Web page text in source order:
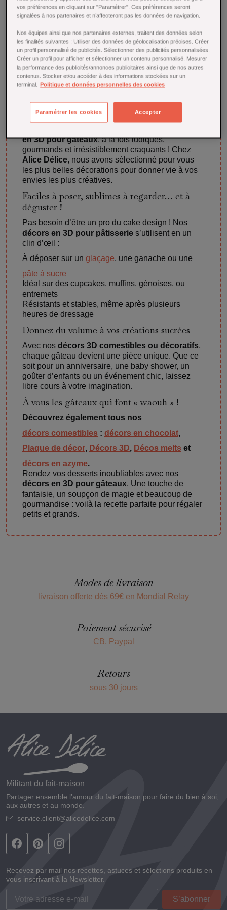
Aucun produit disponible pour le moment
fur et à mesure qu'ils seront ajoutés.
Back to Home page
Décors en 3D pour gâteaux : du relief pour
des desserts pleins de magie
en 3D pour gâteaux, à la fois ludiques,
gourmands et irrésistiblement craquants ! Chez
Alice Délice, nous avons sélectionné pour vous
les plus belles décorations pour donner vie à vos
envies les plus créatives.
Faciles à poser, sublimes à regarder… et à
déguster !
Pas besoin d’être un pro du cake design ! Nos
décors en 3D pour pâtisserie s’utilisent en un
clin d’œil :
À déposer sur un glaçage, une ganache ou une
pâte à sucre
Idéal sur des cupcakes, muffins, génoises, ou
entremets
Résistants et stables, même après plusieurs
heures de dressage
Donnez du volume à vos créations sucrées
Avec nos décors 3D comestibles ou décoratifs,
chaque gâteau devient une pièce unique. Que ce
soit pour un anniversaire, une baby shower, un
goûter d’enfants ou un événement chic, laissez
libre cours à votre imagination.
À vous les gâteaux qui font « waouh » !
Découvrez également tous nos
décors comestibles : décors en chocolat,
Plaque de décor, Décors 3D, Décos melts et
décors en azyme.
Rendez vos desserts inoubliables avec nos
décors en 3D pour gâteaux. Une touche de
fantaisie, un soupçon de magie et beaucoup de
gourmandise : voilà la recette parfaite pour régaler
petits et grands.
Modes de livraison
livraison offerte dès 69€ en Mondial Relay
Paiement sécurisé
CB, Paypal
Retours
sous 30 jours
Militant du fait-maison
Partager ensemble l’amour du fait-maison pour faire du bien à soi,
aux autres et au monde.
service.client@alicedelice.com
Recevez par mail nos recettes, astuces et sélections produits en
vous inscrivant à la Newsletter.
vos préférences en cliquant sur "Paramétrer". Ces préférences seront
signalées à nos partenaires et n’affecteront pas les données de navigation.
Nos équipes ainsi que nos partenaires externes, traitent des données selon
les finalités suivantes : Utiliser des données de géolocalisation précises. Créer
un profil personnalisé de publicités. Sélectionner des publicités personnalisées.
Créer un profil pour afficher et sélectionner un contenu personnalisé. Mesurer
la performance des publicités/annonces publicitaires ainsi que de nos autres
contenus. Stocker et/ou accéder à des informations stockées sur un
terminal.
Politique et données personnelles des cookies
Accepter
Paramétrer les cookies